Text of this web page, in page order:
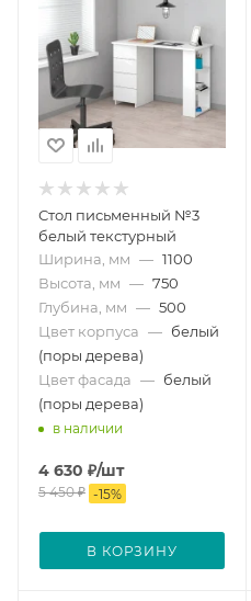
Стол письменный №3
белый текстурный
Ширина, мм — 1100
Высота, мм — 750
Глубина, мм — 500
Цвет корпуса — белый
(поры дерева)
Цвет фасада — белый
(поры дерева)
в наличии
4 630 ₽/шт
5 450₽ -15%
В КОРЗИНУ